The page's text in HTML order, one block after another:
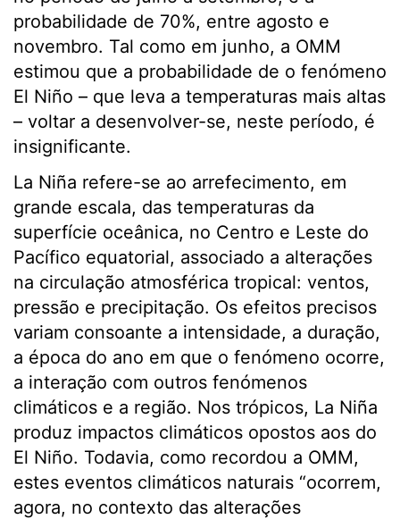
probabilidade de 70%, entre agosto e
novembro. Tal como em junho, a OMM
estimou que a probabilidade de o fenómeno
El Niño – que leva a temperaturas mais altas
– voltar a desenvolver-se, neste período, é
insignificante.
La Niña refere-se ao arrefecimento, em
grande escala, das temperaturas da
superfície oceânica, no Centro e Leste do
Pacífico equatorial, associado a alterações
na circulação atmosférica tropical: ventos,
pressão e precipitação. Os efeitos precisos
variam consoante a intensidade, a duração,
a época do ano em que o fenómeno ocorre,
a interação com outros fenómenos
climáticos e a região. Nos trópicos, La Niña
produz impactos climáticos opostos aos do
El Niño. Todavia, como recordou a OMM,
estes eventos climáticos naturais “ocorrem,
agora, no contexto das alterações